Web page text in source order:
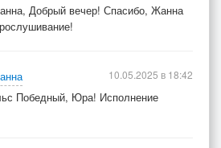
Добрый вечер! Спасибо, Жанна
Победный, Юра! Исполнение
10.05.2025 в 18:42